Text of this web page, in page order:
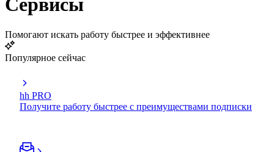
Сервисы
Помогают искать работу быстрее и эффективнее
Популярное сейчас
hh PRO
Получите работу быстрее с преимуществами подписки